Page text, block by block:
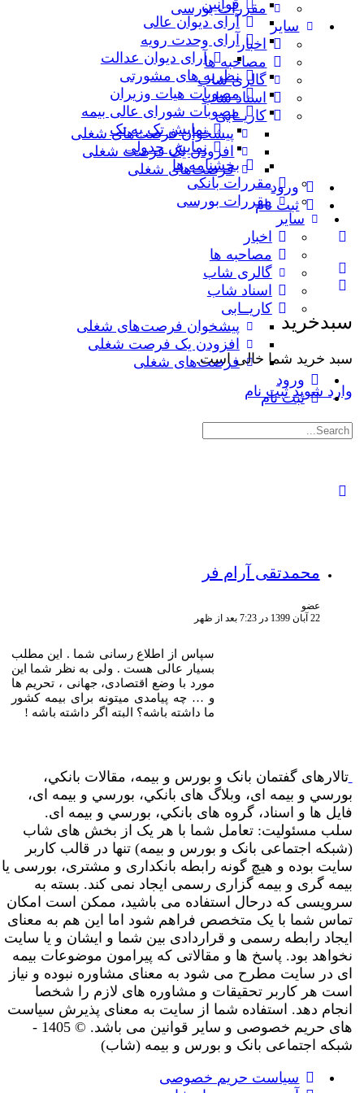
مقررات بورسی
سایر
اخبار
مصاحبه ها
گالری شاب
اسناد شاب
کاریــابی
پیشخوان فرصت‌های شغلی
افزودن یک فرصت شغلی
فرصت‌های شغلی
ورود
ثبت نام
سبدخرید
سبد خرید شما خالی است.
وارد شوید ثبت نام
قوانین
آرای دیوان عالی
آرای وحدت رویه
آرای دیوان عدالت
نظریه‌ های مشورتی
مصوبات هیات وزیران
مصوبات شورای عالی بیمه
نمایش تک به تک
نمایش جدولی
بخشنامه ها
مقررات بانکی
مقررات بورسی
سایر
اخبار
مصاحبه ها
گالری شاب
اسناد شاب
کاریــابی
پیشخوان فرصت‌های شغلی
افزودن یک فرصت شغلی
فرصت‌های شغلی
ورود
ثبت نام
جستجوی:
محمدتقی آرام فر
عضو
22 آبان 1399 در 7:23 بعد از ظهر
سپاس از اطلاع رسانی شما . این مطلب
بسیار عالی هست . ولی به نظر شما این
مورد با وضع اقتصادی، جهانی ، تحریم ها
و … چه پیامدی میتونه برای بیمه کشور
ما داشته باشه؟ البته اگر داشته باشه !
تالارهای گفتمان بانک و بورس و بیمه، مقالات بانکي،
بورسي و بیمه ای، وبلاگ های بانکي، بورسي و بیمه ای،
فایل ها و اسناد، گروه های بانکي، بورسي و بیمه ای.
سلب مسئولیت: تعامل شما با هر یک از بخش های شاب
(شبکه اجتماعی بانک و بورس و بیمه) تنها در قالب کاربر
سایت بوده و هیچ گونه رابطه بانکداری و مشتری، بورسی یا
بیمه گری و بیمه گزاری رسمی ایجاد نمی کند. بسته به
سرویسی که درحال استفاده می باشید، ممکن است امکان
تماس شما با یک متخصص فراهم شود اما این هم به معنای
ایجاد رابطه رسمی و قراردادی بین شما و ایشان و یا سایت
نخواهد بود. پاسخ ها و مقالاتی که پیرامون موضوعات بیمه
ای در سایت مطرح می شود به معنای مشاوره نبوده و نیاز
است هر کاربر تحقیقات و مشاوره های لازم را شخصا
انجام دهد. استفاده شما از سایت به معنای پذیرش سیاست
های حریم خصوصی و سایر قوانین می باشد. © 1405 -
شبکه اجتماعی بانک و بورس و بیمه (شاب)
سیاست حریم خصوصی